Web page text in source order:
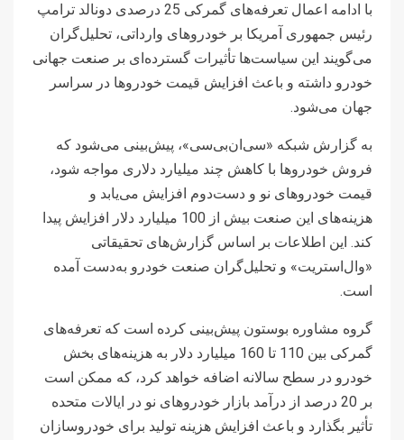
با ادامه اعمال تعرفه‌های گمرکی 25 درصدی دونالد ترامپ
رئیس جمهوری آمریکا بر خودروهای وارداتی، تحلیل‌گران
می‌گویند این سیاست‌ها تأثیرات گسترده‌ای بر صنعت جهانی
خودرو داشته و باعث افزایش قیمت خودروها در سراسر
جهان می‌شود.
به گزارش شبکه «سی‌ان‌بی‌سی»، پیش‌بینی می‌شود که
فروش خودروها با کاهش چند میلیارد دلاری مواجه شود،
قیمت خودروهای نو و دست‌دوم افزایش می‌یابد و
هزینه‌های این صنعت بیش از 100 میلیارد دلار افزایش پیدا
کند. این اطلاعات بر اساس گزارش‌های تحقیقاتی
«وال‌استریت» و تحلیل‌گران صنعت خودرو به‌دست آمده
است.
گروه مشاوره بوستون پیش‌بینی کرده است که تعرفه‌های
گمرکی بین 110 تا 160 میلیارد دلار به هزینه‌های بخش
خودرو در سطح سالانه اضافه خواهد کرد، که ممکن است
بر 20 درصد از درآمد بازار خودروهای نو در ایالات متحده
تأثیر بگذارد و باعث افزایش هزینه تولید برای خودروسازان